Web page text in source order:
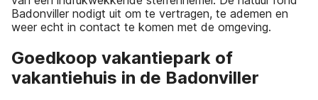
Badonviller nodigt uit om te vertragen, te ademen en
weer echt in contact te komen met de omgeving.
Goedkoop vakantiepark of
vakantiehuis in de Badonviller